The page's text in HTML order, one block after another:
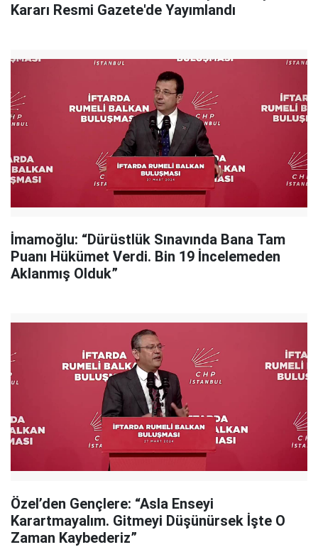
Kararı Resmi Gazete'de Yayımlandı
İmamoğlu: “Dürüstlük Sınavında Bana Tam
Puanı Hükümet Verdi. Bin 19 İncelemeden
Aklanmış Olduk”
Özel’den Gençlere: “Asla Enseyi
Karartmayalım. Gitmeyi Düşünürsek İşte O
Zaman Kaybederiz”